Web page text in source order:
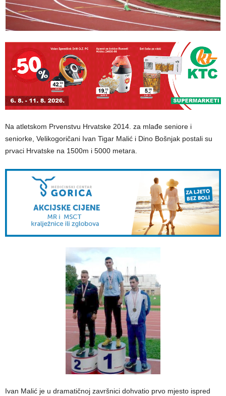
Na atletskom Prvenstvu Hrvatske 2014. za mlađe seniore i
seniorke, Velikogoričani Ivan Tigar Malić i Dino Bošnjak postali su
prvaci Hrvatske na 1500m i 5000 metara.
Ivan Malić je u dramatičnoj završnici dohvatio prvo mjesto ispred